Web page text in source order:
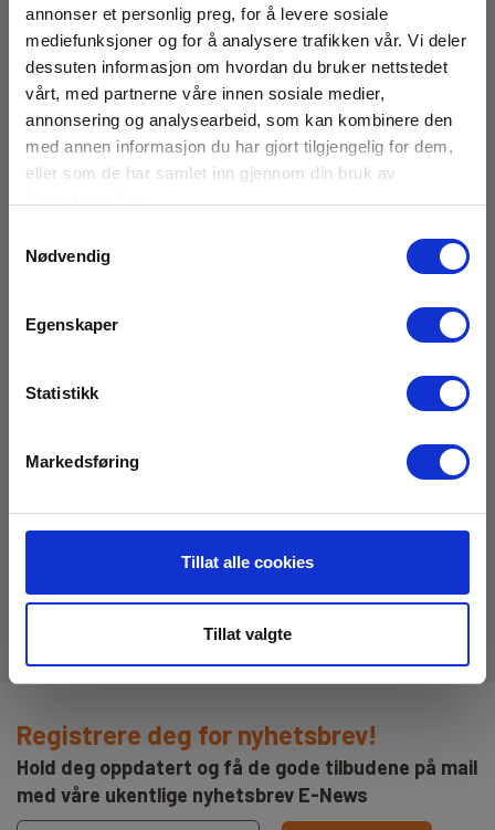
annonser et personlig preg, for å levere sosiale
mediefunksjoner og for å analysere trafikken vår. Vi deler
dessuten informasjon om hvordan du bruker nettstedet
vårt, med partnerne våre innen sosiale medier,
annonsering og analysearbeid, som kan kombinere den
med annen informasjon du har gjort tilgjengelig for dem,
eller som de har samlet inn gjennom din bruk av
Nødvendig
Egenskaper
Statistikk
Markedsføring
Tillat alle cookies
Tillat valgte
Batteri
Batteri:
2 Li-ion (inkl.)
Dimensioner
2 stk, ≥ 2100 mAH, Ekskl.
700
Elma_Brochure_ALL-
Datasheet
Elma_Datasheet_ALL-
Registrere deg for nyhetsbrev!
Hold deg oppdatert og få de gode tilbudene på mail
med våre ukentlige nyhetsbrev E-News